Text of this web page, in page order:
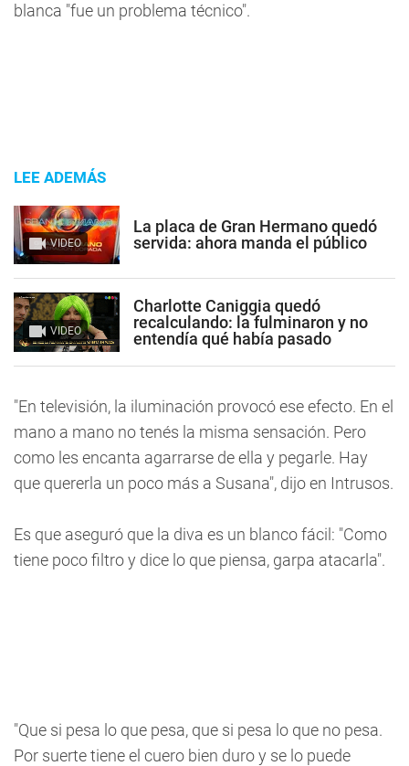
blanca "fue un problema técnico".
LEE ADEMÁS
VIDEO
La placa de Gran Hermano quedó
servida: ahora manda el público
VIDEO
Charlotte Caniggia quedó
recalculando: la fulminaron y no
entendía qué había pasado
"En televisión, la iluminación provocó ese efecto. En el
mano a mano no tenés la misma sensación. Pero
como les encanta agarrarse de ella y pegarle. Hay
que quererla un poco más a Susana", dijo en Intrusos.
Es que aseguró que la diva es un blanco fácil: "Como
tiene poco filtro y dice lo que piensa, garpa atacarla".
"Que si pesa lo que pesa, que si pesa lo que no pesa.
Por suerte tiene el cuero bien duro y se lo puede